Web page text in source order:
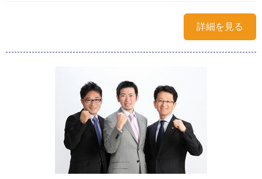
詳細を見る